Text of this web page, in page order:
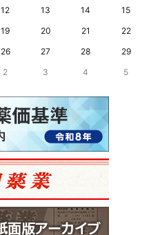
12 13 14
15
19 20 21
22
26 27 28
29
2 3 4 5